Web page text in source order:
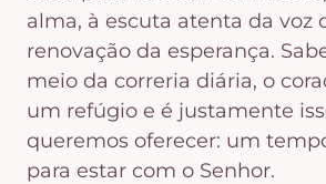
alma, à escuta atenta da voz
renovação da esperança.
meio da correria diária, o
um refúgio e é justamente
queremos oferecer: um
para estar com o Senhor.